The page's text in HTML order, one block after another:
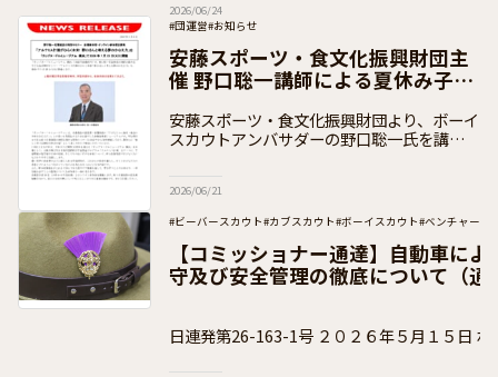
2026/06/24
#団運営#お知らせ
安藤スポーツ・食文化振興財団主
催 野口聡一講師による夏休み子ど
安藤スポーツ・食文化振興財団より、ボーイ
スカウトアンバサダーの野口聡一氏を講師と
ご案内いたします。 セミナーについて
2026/06/21
#ビーバースカウト#カブスカウト#ボーイスカウト#ベンチャース
#加盟員向け
【コミッショナー通達】自動車に
守及び安全管理の徹底について（通
日連発第26-163-1号 ２０２６年５月１５日 ボーイスカウト都道府県連